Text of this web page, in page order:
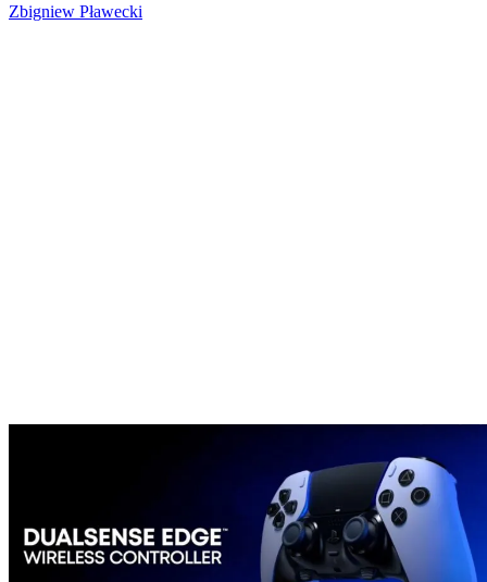
Zbigniew Pławecki